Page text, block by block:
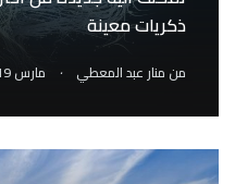
ذكريات معينة
من منار عبد المعطي . مارس 19, 2024